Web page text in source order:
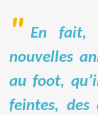
En fait,
nouvelles
au foot,
feintes, des